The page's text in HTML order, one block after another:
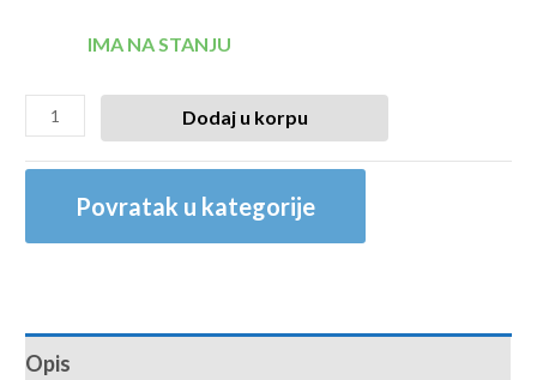
IMA NA STANJU
Dodaj u korpu
Povratak u kategorije
Opis